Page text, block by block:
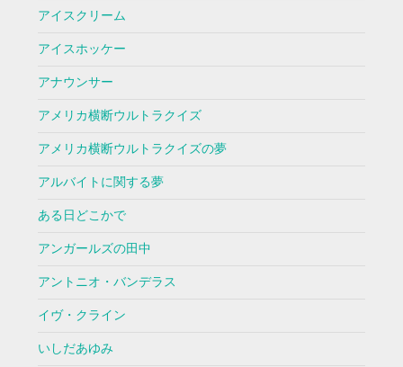
アイスクリーム
アイスホッケー
アナウンサー
アメリカ横断ウルトラクイズ
アメリカ横断ウルトラクイズの夢
アルバイトに関する夢
ある日どこかで
アンガールズの田中
アントニオ・バンデラス
イヴ・クライン
いしだあゆみ